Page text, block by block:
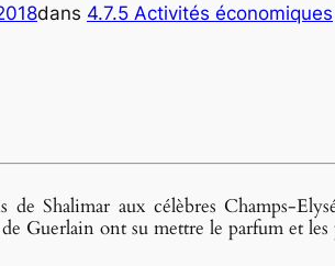
dans 4.7.5 Activités économiques
de Shalimar aux célèbres Champs-
Guerlain ont su mettre le parfum et